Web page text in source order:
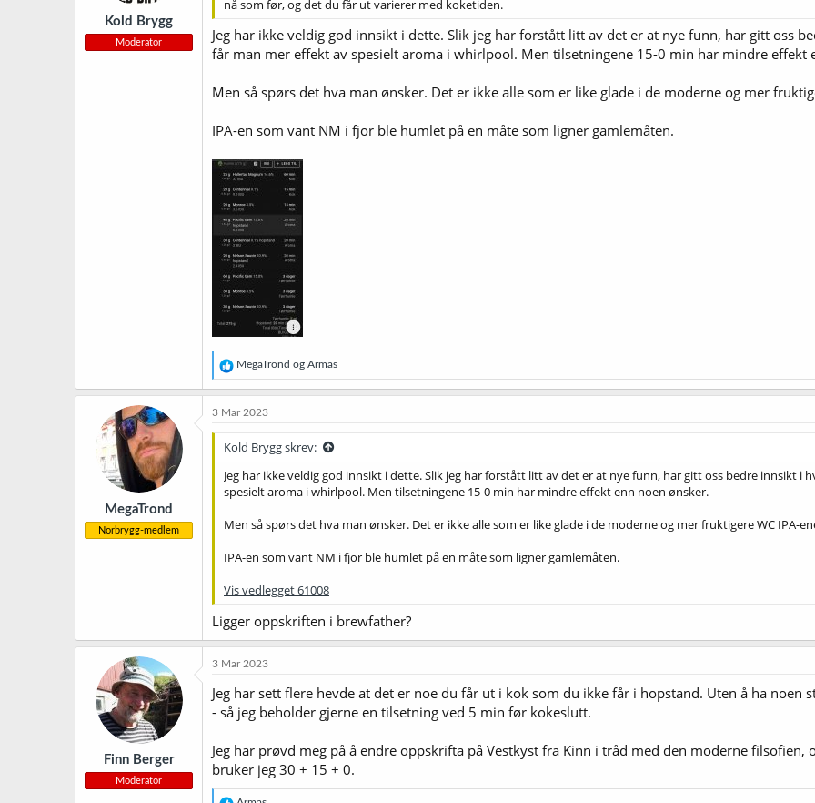
Kold Brygg
Moderator
nå som før, og det du får ut varierer med koketiden.
Jeg har ikke veldig god innsikt i dette. Slik jeg har forstått litt av det er at nye funn, har gitt oss
får man mer effekt av spesielt aroma i whirlpool. Men tilsetningene 15-0 min har mindre effekt
Men så spørs det hva man ønsker. Det er ikke alle som er like glade i de moderne og mer
IPA-en som vant NM i fjor ble humlet på en måte som ligner gamlemåten.
R
e
a
j
o
e
r
MegaTrond og Armas
MegaTrond
Norbrygg-medlem
3 Mar 2023
Kold Brygg skrev:
Jeg har ikke veldig god innsikt i dette. Slik jeg har forstått litt av det er at nye funn, har gitt oss bedre innsikt
spesielt aroma i whirlpool. Men tilsetningene 15-0 min har mindre effekt enn noen ønsker.
Men så spørs det hva man ønsker. Det er ikke alle som er like glade i de moderne og mer fruktigere WC IPA-
IPA-en som vant NM i fjor ble humlet på en måte som ligner gamlemåten.
Vis vedlegget 61008
Ligger oppskriften i brewfather?
Finn Berger
Moderator
3 Mar 2023
Jeg har sett flere hevde at det er noe du får ut i kok som du ikke får i hopstand. Uten å ha
- så jeg beholder gjerne en tilsetning ved 5 min før kokeslutt.
Jeg har prøvd meg på å endre oppskrifta på Vestkyst fra Kinn i tråd med den moderne filsofien,
bruker jeg 30 + 15 + 0.
R